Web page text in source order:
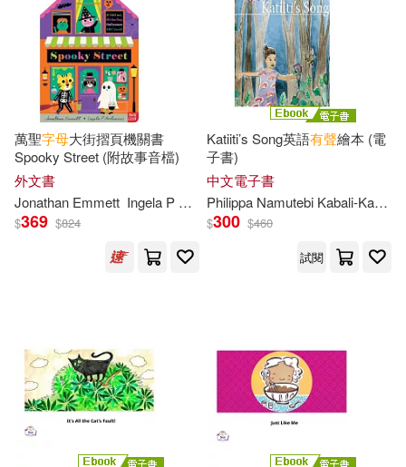
Rob(54) 田榮俊（主編）(54)
John(53) 大愛中西醫群(53)
漢語大字典編纂處(53)
龐中華(53)
（英）查爾斯·狄更斯(53)
百官網公職師資群(52)
葉立萱(52)
中國法制出版社(251)
中國華僑出版社(249)
首都師範大學出版社(245)
中國石化出版社(244)
西安交通大學出版社(241)
中國少年兒童出版社(238)
萬聖字母大街摺頁機關書
Spooky Street (附故事音檔)
外文書
Jonathan Emmett Ingela P Arrhenius
$369 $824
Katiiti’s Song英語有聲繪本 (電
子書)
中文電子書
Philippa Namutebi Kabali-Kagwa
$300 $460
試閱